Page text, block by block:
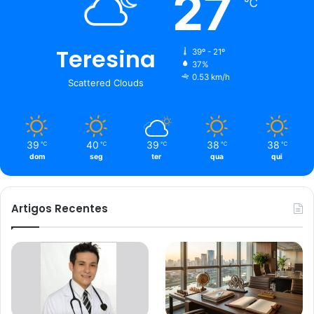
Teresina
Scattered Clouds
27 ℃
39º - 21º
37%
0.53 km/h
39 ℃
dom
40 ℃
seg
39 ℃
ter
38 ℃
qua
38 ℃
qui
Artigos Recentes